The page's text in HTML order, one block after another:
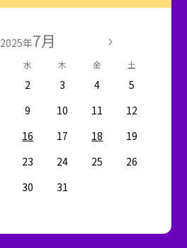
2025年7月
水 木 金 土
2 3 4
5
9 10 11
12
16 17 18
19
23 24 25
26
30 31